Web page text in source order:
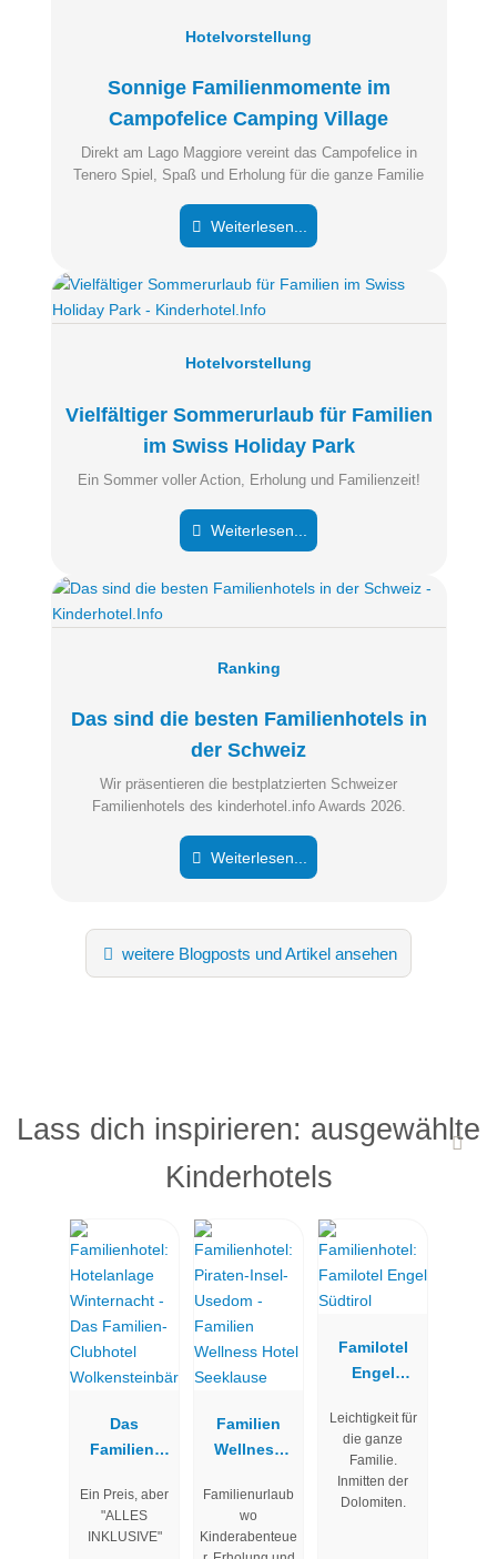
Sonnige Familienmomente im
Campofelice Camping Village
Hotelvorstellung
Direkt am Lago Maggiore vereint das Campofelice in
Tenero Spiel, Spaß und Erholung für die ganze Familie
Weiterlesen...
Vielfältiger Sommerurlaub für Familien
im Swiss Holiday Park
Hotelvorstellung
Ein Sommer voller Action, Erholung und Familienzeit!
Weiterlesen...
Das sind die besten Familienhotels in
der Schweiz
Ranking
Wir präsentieren die bestplatzierten Schweizer
Familienhotels des kinderhotel.info Awards 2026.
Weiterlesen...
weitere Blogposts und Artikel ansehen
Lass dich inspirieren: ausgewählte
Kinderhotels
Das
Familien-
Wolkenstein
bär
Ein Preis, aber
"ALLES
INKLUSIVE"
Familien
Wellness
Seeklause
Familienurlaub
wo
Kinderabenteue
Familotel
Engel
Leichtigkeit für
die ganze
Familie.
Inmitten der
Dolomiten.